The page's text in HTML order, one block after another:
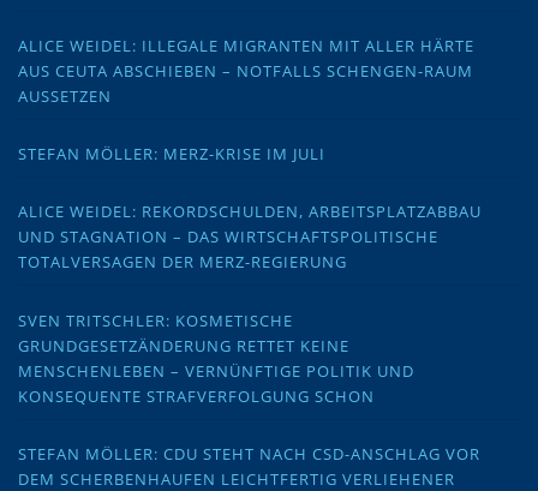
ALICE WEIDEL: ILLEGALE MIGRANTEN MIT ALLER HÄRTE
AUS CEUTA ABSCHIEBEN – NOTFALLS SCHENGEN-RAUM
AUSSETZEN
STEFAN MÖLLER: MERZ-KRISE IM JULI
ALICE WEIDEL: REKORDSCHULDEN, ARBEITSPLATZABBAU
UND STAGNATION – DAS WIRTSCHAFTSPOLITISCHE
TOTALVERSAGEN DER MERZ-REGIERUNG
SVEN TRITSCHLER: KOSMETISCHE
GRUNDGESETZÄNDERUNG RETTET KEINE
MENSCHENLEBEN – VERNÜNFTIGE POLITIK UND
KONSEQUENTE STRAFVERFOLGUNG SCHON
STEFAN MÖLLER: CDU STEHT NACH CSD-ANSCHLAG VOR
DEM SCHERBENHAUFEN LEICHTFERTIG VERLIEHENER